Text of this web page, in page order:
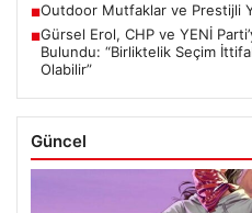
■Outdoor Mutfaklar ve Prestijli
■Gürsel Erol, CHP ve YENİ
Bulundu: “Birliktelik Seçim
Olabilir”
Güncel